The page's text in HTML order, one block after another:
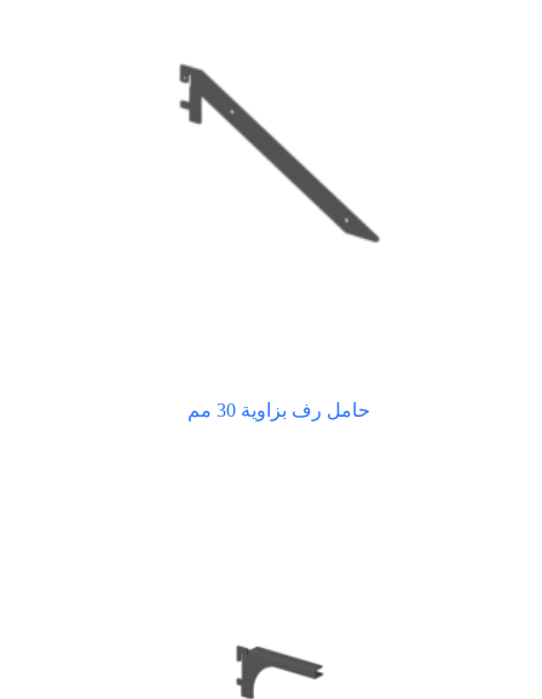
حامل رف بزاوية 30 مم